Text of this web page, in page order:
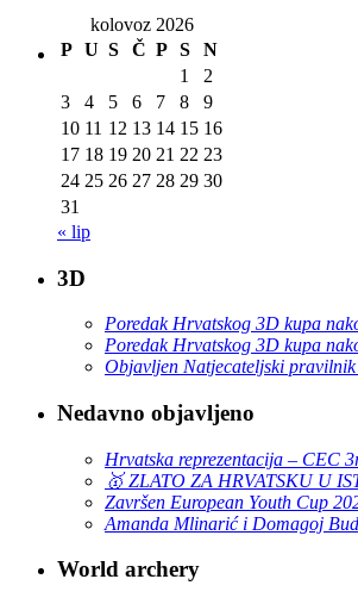
kolovoz 2026
P U S Č P S
N
1
2
3
4 5 6 7 8
9
10 11 12 13 14 15 16
17 18 19 20 21 22 23
24 25 26 27 28 29 30
31
« lip
3D
Poredak Hrvatskog 3D kupa
Poredak Hrvatskog 3D kupa
Objavljen Natjecateljski
Nedavno objavljeno
Hrvatska reprezentacija – CEC
🥇 ZLATO ZA HRVATSKU U
Završen European Youth Cup
Amanda Mlinarić i Domagoj
World archery